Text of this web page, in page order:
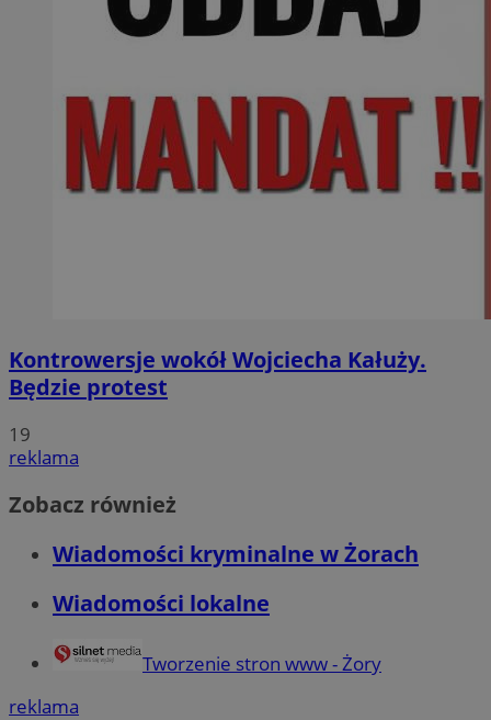
Kontrowersje wokół Wojciecha Kałuży.
Będzie protest
19
reklama
Zobacz również
Wiadomości kryminalne w Żorach
Wiadomości lokalne
Tworzenie stron www - Żory
reklama